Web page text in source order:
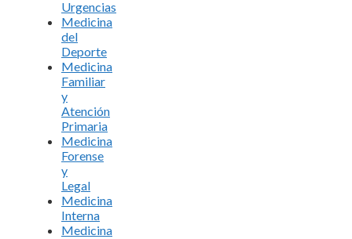
Urgencias
Medicina
del
Deporte
Medicina
Familiar
y
Atención
Primaria
Medicina
Forense
y
Legal
Medicina
Interna
Medicina